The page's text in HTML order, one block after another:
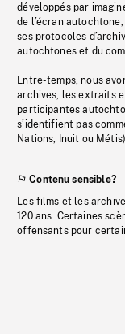
développés par
de l’écran
ses protocoles
autochtones et du
Entre-temps, nous
archives, les extraits
participantes
s’identifient pas
Nations, Inuit ou
Contenu sensible?
Les films et les
120 ans. Certaines
offensants pour